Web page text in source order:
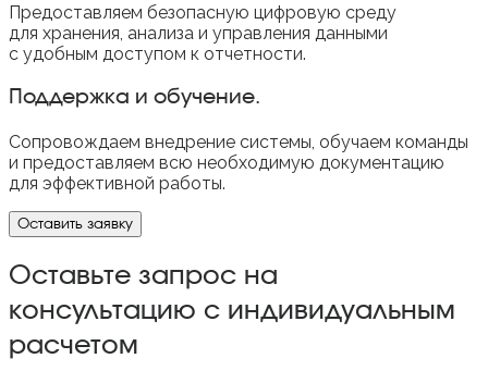
Предоставляем безопасную цифровую среду
для хранения, анализа и управления данными
с удобным доступом к отчетности.
Поддержка и обучение.
Сопровождаем внедрение системы, обучаем команды
и предоставляем всю необходимую документацию
для эффективной работы.
Оставить заявку
Оставьте запрос на
консультацию с индивидуальным
расчетом